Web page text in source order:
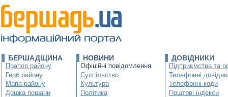
БЕРШАДЩИНА
Прапор району
Герб району
Мапа району
Дошка пошани
НОВИНИ
Офіційні повідомлення
Суспільство
Культура
Політика
ДОВІДНИКИ
Підприємства та
Телефонні
Телефонні коди
Поштові індекси